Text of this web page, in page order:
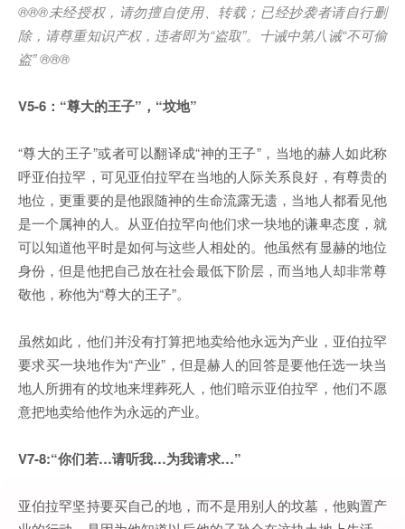
®®®未经授权，请勿擅自使用、转载；已经抄袭者请自行删
除，请尊重知识产权，违者即为“盗取”。十诫中第八诫“不可偷
盗” ®®®
V5-6：“尊大的王子”，“坟地”
“尊大的王子”或者可以翻译成“神的王子”，当地的赫人如此称
呼亚伯拉罕，可见亚伯拉罕在当地的人际关系良好，有尊贵的
地位，更重要的是他跟随神的生命流露无遗，当地人都看见他
是一个属神的人。从亚伯拉罕向他们求一块地的谦卑态度，就
可以知道他平时是如何与这些人相处的。他虽然有显赫的地位
身份，但是他把自己放在社会最低下阶层，而当地人却非常尊
敬他，称他为“尊大的王子”。
虽然如此，他们并没有打算把地卖给他永远为产业，亚伯拉罕
要求买一块地作为“产业”，但是赫人的回答是要他任选一块当
地人所拥有的坟地来埋葬死人，他们暗示亚伯拉罕，他们不愿
意把地卖给他作为永远的产业。
V7-8:“你们若…请听我…为我请求…”
亚伯拉罕坚持要买自己的地，而不是用别人的坟墓，他购置产